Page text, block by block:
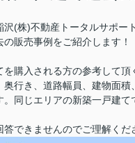
(株)不動産トータルサポート
販売事例をご紹介します！
購入される方の参考して頂
行き、道路幅員、建物面
同じエリアの新築一戸建
できませんのでご理解くだ